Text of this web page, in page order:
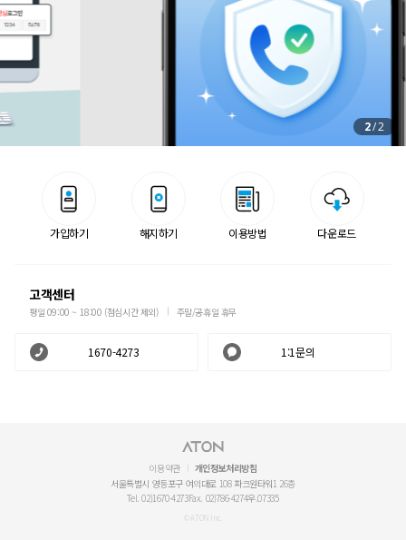
2/2
가입하기 해지하기 이용방법 다운로드
고객센터
평일 09:00 ~ 18:00 (점심시간 제외) 주말/공휴일 휴무
1670-4273 1:1문의
이용약관
개인정보처리방침
서울특별시 영등포구 여의대로 108 파크원타워1 26층
Tel. 02)1670-4273Fax. 02)786-4274우.07335
© ATON Inc.